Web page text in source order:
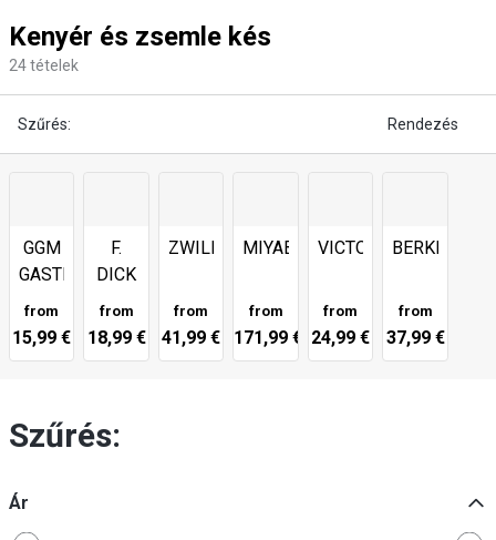
Kenyér és zsemle kés
24tételek
Szűrés: Rendezés
GGM
GASTRO
from
15,99 €
F.
DICK
from
18,99 €
ZWILLING
from
41,99 €
MIYABI
from
171,99 €
VICTORINOX
from
24,99 €
BERKEL
from
37,99 €
Szűrés:
Ár